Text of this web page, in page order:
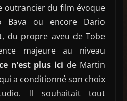
outrancier du film évoque
Bava ou encore Dario
du propre aveu de Tobe
majeure au niveau
n’est plus ici de Martin
a conditionné son choix
Il souhaitait tout